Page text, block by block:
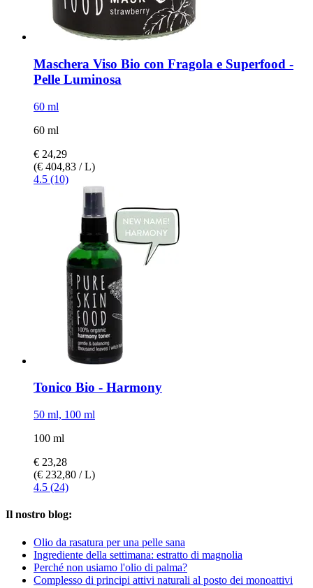
Maschera Viso Bio con Fragola e Superfood -​
Pelle Luminosa
60 ml
60 ml
€ 24,29
(€ 404,83 / L)
4.5 (10)
Tonico Bio -​ Harmony
50 ml, 100 ml
100 ml
€ 23,28
(€ 232,80 / L)
4.5 (24)
Il nostro blog:
Olio da rasatura per una pelle sana
Ingrediente della settimana: estratto di magnolia
Perché non usiamo l'olio di palma?
Complesso di principi attivi naturali al posto dei monoattivi